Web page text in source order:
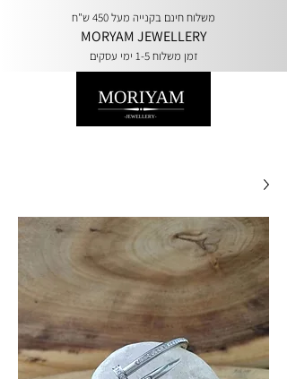
משלוח חינם בקנייה מעל 450 ש"ח
MORYAM JEWELLERY
זמן משלוח 1-5 ימי עסקים